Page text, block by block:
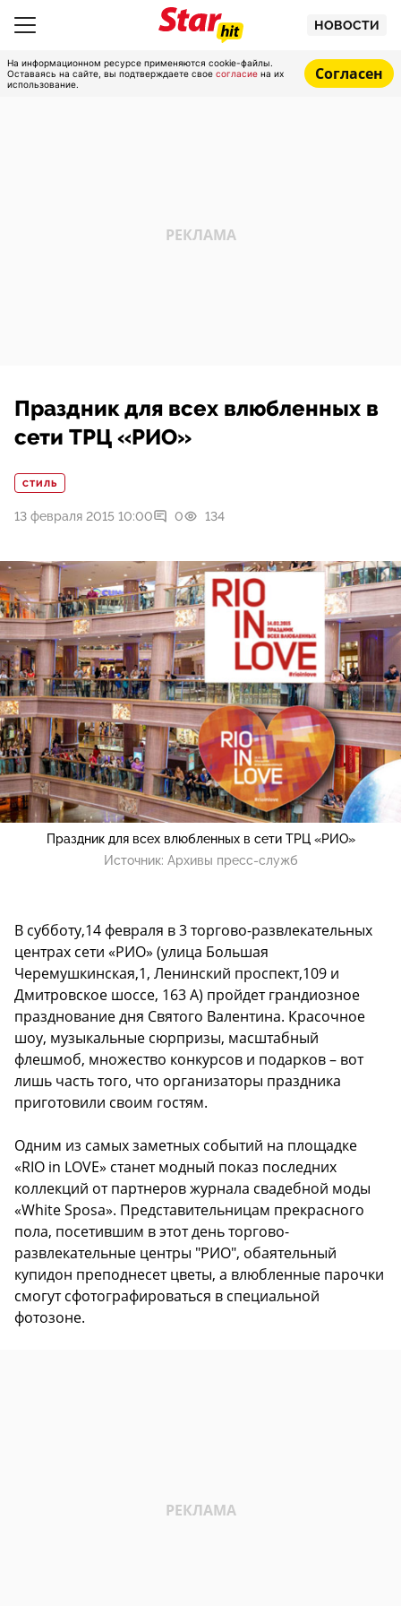
НОВОСТИ
На информационном ресурсе применяются cookie-файлы.
Оставаясь на сайте, вы подтверждаете свое согласие на их
использование.
Согласен
Праздник для всех влюбленных в
сети ТРЦ «РИО»
СТИЛЬ
13 февраля 2015 10:00 0 134
Праздник для всех влюбленных в сети ТРЦ «РИО»
Источник: Архивы пресс-служб
В субботу,14 февраля в 3 торгово-развлекательных
центрах сети «РИО» (улица Большая
Черемушкинская,1, Ленинский проспект,109 и
Дмитровское шоссе, 163 А) пройдет грандиозное
празднование дня Святого Валентина. Красочное
шоу, музыкальные сюрпризы, масштабный
флешмоб, множество конкурсов и подарков – вот
лишь часть того, что организаторы праздника
приготовили своим гостям.
Одним из самых заметных событий на площадке
«RIO in LOVE» станет модный показ последних
коллекций от партнеров журнала свадебной моды
«White Sposa». Представительницам прекрасного
пола, посетившим в этот день торгово-
развлекательные центры "РИО", обаятельный
купидон преподнесет цветы, а влюбленные парочки
смогут сфотографироваться в специальной
фотозоне.